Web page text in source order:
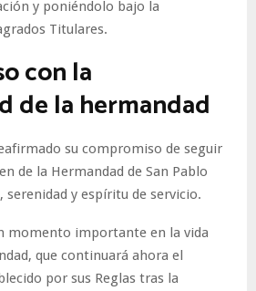
y poniéndolo bajo la
Titulares.
con la
de la hermandad
su compromiso de seguir
de la Hermandad de San Pablo
serenidad y espíritu de servicio.
momento importante en la vida
que continuará ahora el
por sus Reglas tras la